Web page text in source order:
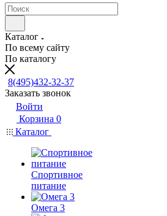
Каталог
По всему сайту
По каталогу
8(495)432-32-37
Заказать звонок
Войти
Корзина 0
Каталог
Спортивное
питание
Омега 3